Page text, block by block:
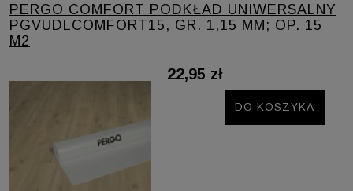
PERGO COMFORT PODKŁAD UNIWERSALNY
PGVUDLCOMFORT15, GR. 1,15 MM; OP. 15
M2
22,95 zł
DO KOSZYKA